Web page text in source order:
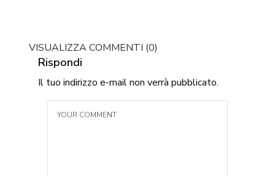
VISUALIZZA COMMENTI (0)
Rispondi
Il tuo indirizzo e-mail non verrà pubblicato.